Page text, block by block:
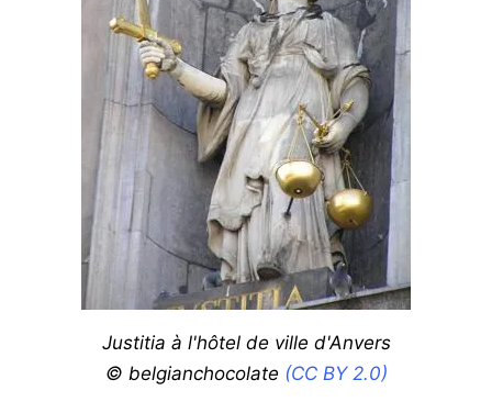
Justitia à l'hôtel de ville d'Anvers
© belgianchocolate (CC BY 2.0)